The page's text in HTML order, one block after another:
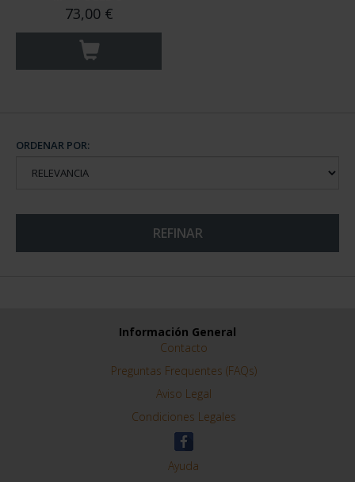
73,00 €
ORDENAR POR:
REFINAR
Información General
Contacto
Preguntas Frequentes (FAQs)
Aviso Legal
Condiciones Legales
Ayuda